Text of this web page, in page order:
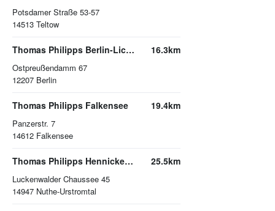
Potsdamer Straße 53-57
14513 Teltow
Thomas Philipps Berlin-Lichterfelde
Ostpreußendamm 67
12207 Berlin
16.3km
Thomas Philipps Falkensee
Panzerstr. 7
14612 Falkensee
19.4km
Thomas Philipps Hennickendorf
Luckenwalder Chaussee 45
14947 Nuthe-Urstromtal
25.5km